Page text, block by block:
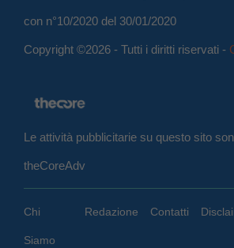
con n°10/2020 del 30/01/2020
Copyright ©2026 - Tutti i diritti riservati -
Le attività pubblicitarie su questo sito
theCoreAdv
Chi
Siamo
Redazione Contatti